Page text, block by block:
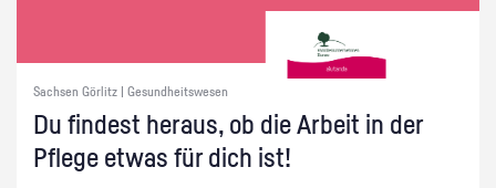
Sachsen Görlitz | Gesundheitswesen
Du fin­dest her­aus, ob die Ar­beit in der
Pfle­ge etwas für dich ist!